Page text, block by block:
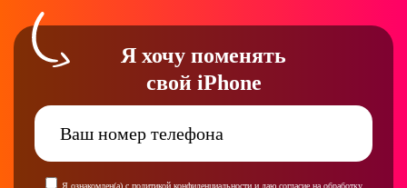
Я хочу поменять
свой iPhone
Я ознакомлен(а) с политикой конфиденциальностии даю согласие на обработку